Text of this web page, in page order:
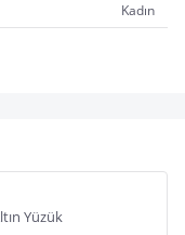
Kadın
Yüzük